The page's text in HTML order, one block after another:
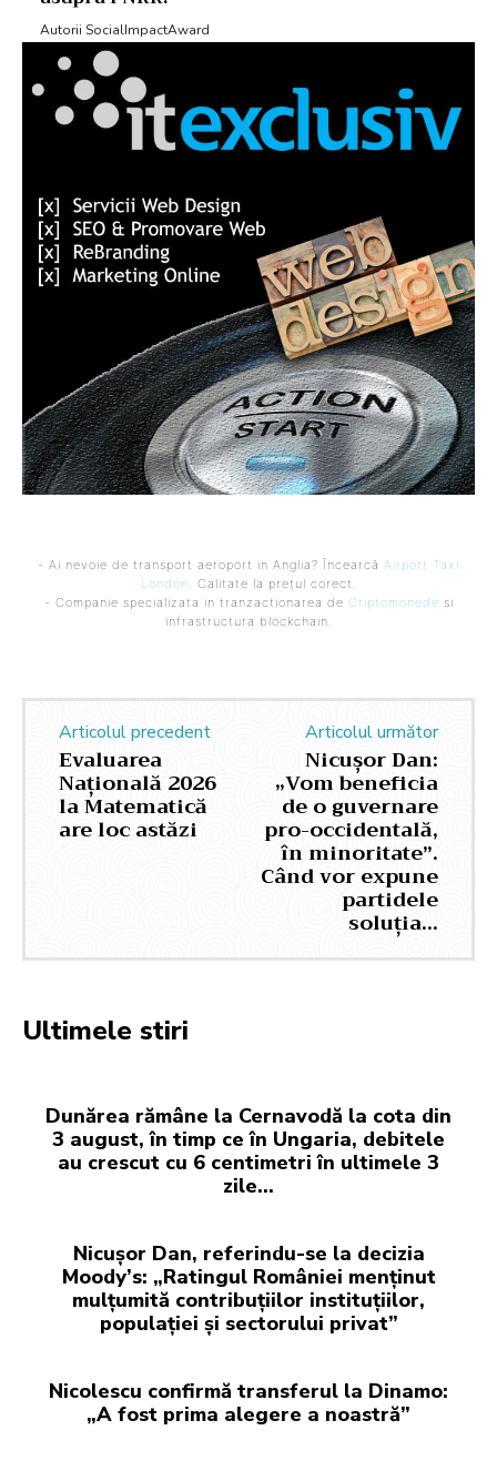
Autorii SocialImpactAward
- Ai nevoie de transport aeroport in Anglia? Încearcă Airport Taxi
London. Calitate la prețul corect.
- Companie specializata in tranzactionarea de Criptomonede si
infrastructura blockchain.
Articolul precedent
Evaluarea
Națională 2026
la Matematică
are loc astăzi
Articolul următor
Nicușor Dan:
„Vom beneficia
de o guvernare
pro-occidentală,
în minoritate”.
Când vor expune
partidele
soluția…
Ultimele stiri
Dunărea rămâne la Cernavodă la cota din
3 august, în timp ce în Ungaria, debitele
au crescut cu 6 centimetri în ultimele 3
zile...
Nicușor Dan, referindu-se la decizia
Moody’s: „Ratingul României menținut
mulțumită contribuțiilor instituțiilor,
populației și sectorului privat”
Nicolescu confirmă transferul la Dinamo:
„A fost prima alegere a noastră”